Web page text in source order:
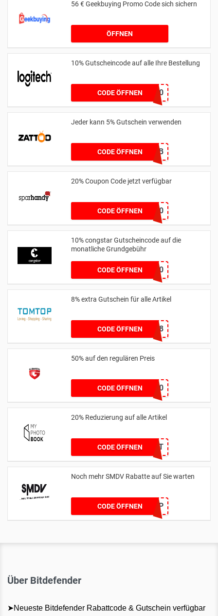
56 € Geekbuying Promo Code sich sichern
ÖFFNEN
10% Gutscheincode auf alle Ihre Bestellung
CODE ÖFFNEN
YCIMAGING10
Jeder kann 5% Gutschein verwenden
CODE ÖFFNEN5A7564DB
20% Coupon Code jetzt verfügbar
CODE ÖFFNENWEEKEND20
10% congstar Gutscheincode auf die
monatliche Grundgebühr
CODE ÖFFNENHEILA10
8% extra Gutschein für alle Artikel
CODE ÖFFNENLMTTSW8
50% auf den regulären Preis
CODE ÖFFNENDRESS50
20% Reduzierung auf alle Artikel
CODE ÖFFNEN
20_WALLART
Noch mehr SMDV Rabatte auf Sie warten
CODE ÖFFNENRHFAZLP
Über Bitdefender
➤Neueste Bitdefender Rabattcode & Gutschein verfügbar